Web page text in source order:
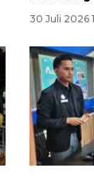
30 Juli 2026
II
2026 22:38